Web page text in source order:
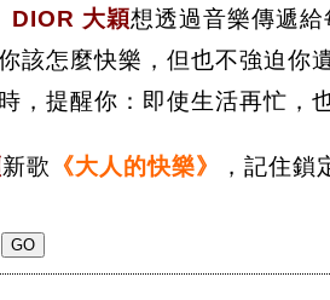
DIOR 大穎想透過音樂傳遞
該怎麼快樂，但也不強迫你
，提醒你：即使生活再忙，
新歌 《大人的快樂》 ，記住鎖